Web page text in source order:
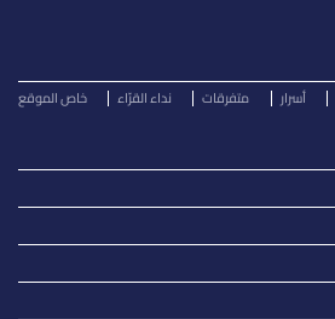
أسرار متفرقات نداء القرّاء خاص الموقع